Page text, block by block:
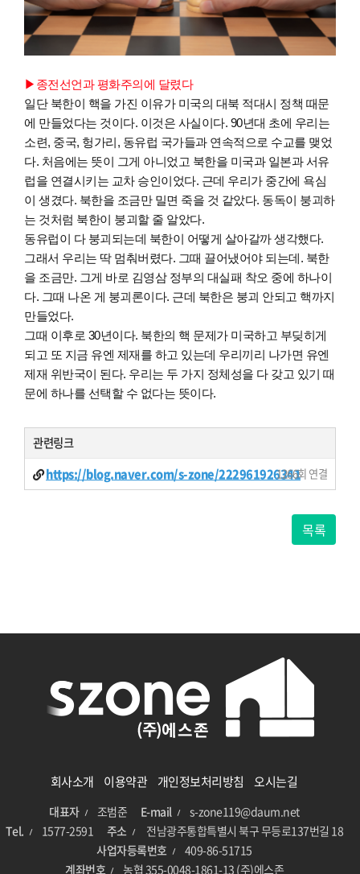
▶종전선언과 평화주의에 달렸다
일단 북한이 핵을 가진 이유가 미국의 대북 적대시 정책 때문
에 만들었다는 것이다. 이것은 사실이다. 90년대 초에 우리는
소련, 중국, 헝가리, 동유럽 국가들과 연속적으로 수교를 맺었
다. 처음에는 뜻이 그게 아니었고 북한을 미국과 일본과 서유
럽을 연결시키는 교차 승인이었다. 근데 우리가 중간에 욕심
이 생겼다. 북한을 조금만 밀면 죽을 것 같았다. 동독이 붕괴하
는 것처럼 북한이 붕괴할 줄 알았다.
동유럽이 다 붕괴되는데 북한이 어떻게 살아갈까 생각했다.
그래서 우리는 딱 멈춰버렸다. 그때 끌어냈어야 되는데. 북한
을 조금만. 그게 바로 김영삼 정부의 대실패 착오 중에 하나이
다. 그때 나온 게 붕괴론이다. 근데 북한은 붕괴 안되고 핵까지
만들었다.
그때 이후로 30년이다. 북한의 핵 문제가 미국하고 부딪히게
되고 또 지금 유엔 제재를 하고 있는데 우리끼리 나가면 유엔
제재 위반국이 된다. 우리는 두 가지 정체성을 다 갖고 있기 때
문에 하나를 선택할 수 없다는 뜻이다.
관련링크
https://blog.naver.com/s-zone/2229619263411266회 연결
목록
회사소개 이용약관 개인정보처리방침 오시는길
대표자 조범준 E-mail
s-zone119@daum.net
Tel.
1577-2591 주소
전남광주통합특별시 북구 무등로137번길 18
사업자등록번호
409-86-51715
계좌번호
농협 355-0048-1861-13 (주)에스존